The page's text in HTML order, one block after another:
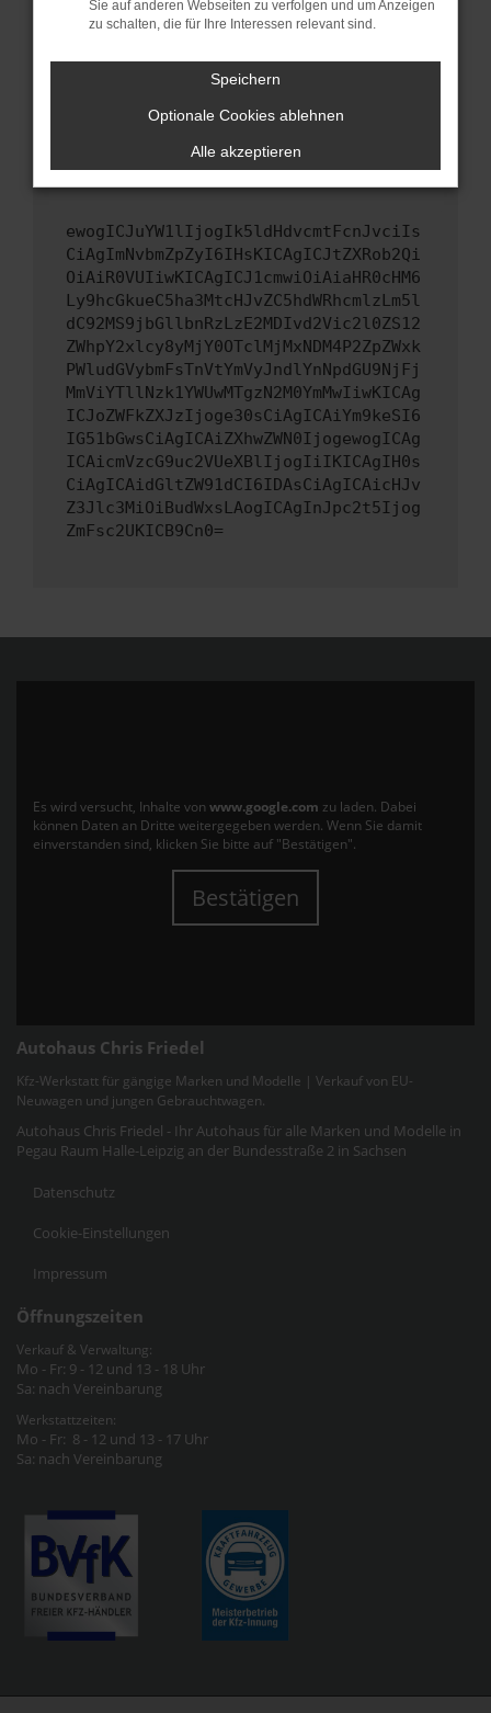
unterstützt werden.
Wende dich an den Webseitenbetreiber.
Wenn du alle oben genannten Schritte versucht
hast, kontaktiere uns bitte. Wir werden
versuchen, das Problem zu beheben. Du kannst
uns diesen Text schicken, um uns bei der
ewogICJuYW1lIjogIk5ldHdvcmtFcnJvciIs
CiAgImNvbmZpZyI6IHsKICAgICJtZXRob2Qi
OiAiR0VUIiwKICAgICJ1cmwiOiAiaHR0cHM6
Ly9hcGkueC5ha3MtcHJvZC5hdWRhcmlzLm5l
dC92MS9jbGllbnRzLzE2MDIvd2Vic2l0ZS12
ZWhpY2xlcy8yMjY0OTclMjMxNDM4P2ZpZWxk
PWludGVybmFsTnVtYmVyJndlYnNpdGU9NjFj
MmViYTllNzk1YWUwMTgzN2M0YmMwIiwKICAg
ICJoZWFkZXJzIjoge30sCiAgICAiYm9keSI6
IG51bGwsCiAgICAiZXhwZWN0IjogewogICAg
ICAicmVzcG9uc2VUeXBlIjogIiIKICAgIH0s
CiAgICAidGltZW91dCI6IDAsCiAgICAicHJv
Z3Jlc3MiOiBudWxsLAogICAgInJpc2t5Ijog
ZmFsc2UKICB9Cn0=
Es wird versucht, Inhalte von www.google.com zu laden. Dabei
können Daten an Dritte weitergegeben werden. Wenn Sie damit
einverstanden sind, klicken Sie bitte auf "Bestätigen".
Bestätigen
Autohaus Chris Friedel
Kfz-Werkstatt für gängige Marken und Modelle | Verkauf von EU-
Neuwagen und jungen Gebrauchtwagen.
Autohaus Chris Friedel - Ihr Autohaus für alle Marken und Modelle in
Pegau Raum Halle-Leipzig an der Bundesstraße 2 in Sachsen
Datenschutz
Cookie-Einstellungen
Impressum
Öffnungszeiten
Verkauf & Verwaltung:
Mo - Fr: 9 - 12 und 13 - 18 Uhr
Sa: nach Vereinbarung
Werkstattzeiten:
Mo - Fr: 8 - 12 und 13 - 17 Uhr
Sa: nach Vereinbarung
Sie auf anderen Webseiten zu verfolgen und um Anzeigen
zu schalten, die für Ihre Interessen relevant sind.
Speichern
Optionale Cookies ablehnen
Alle akzeptieren